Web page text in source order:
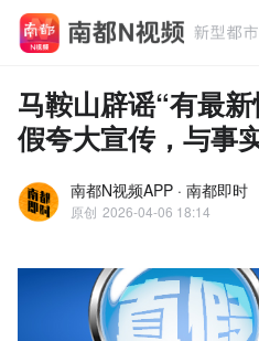
马鞍山辟谣“有最
假夸大宣传，与事
南都N视频APP · 南都即时
原创 2026-04-06 18:14